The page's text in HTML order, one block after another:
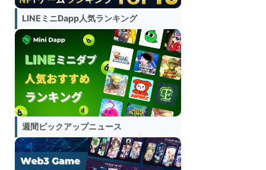
LINEミニDapp人気ランキング
週間ピックアップニュース